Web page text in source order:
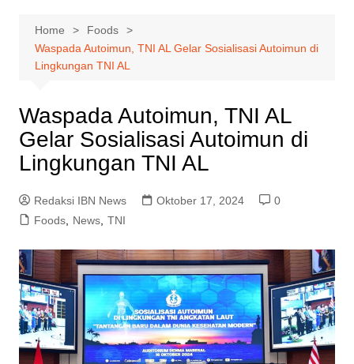
Home
Foods
Waspada Autoimun, TNI AL Gelar Sosialisasi Autoimun di
Lingkungan TNI AL
Waspada Autoimun, TNI AL
Gelar Sosialisasi Autoimun di
Lingkungan TNI AL
Redaksi IBN News Oktober 17, 2024
0
Foods, News, TNI